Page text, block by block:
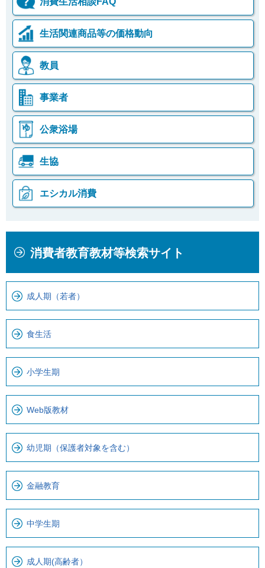
生活関連商品等の価格動向
教員
事業者
公衆浴場
生協
エシカル消費
ま
で
す
ロ
カ
ル
ビ
で
す
消費者教育教材等検索サイト
成人期（若者）
食生活
小学生期
Web版教材
幼児期（保護者対象を含む）
金融教育
中学生期
成人期(高齢者）